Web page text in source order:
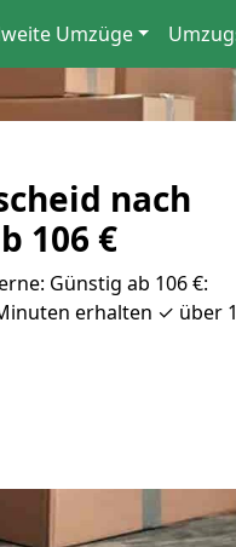
Umzüge
nach
106 €
Günstig ab 106 €:
erhalten ✓ über